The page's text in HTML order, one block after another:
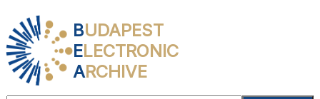
BUDAPEST
ELECTRONIC
ARCHIVE